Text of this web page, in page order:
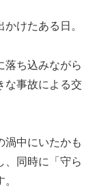
けたある日。
落ち込みながら
な事故による交
渦中にいたかも
、同時に「守ら